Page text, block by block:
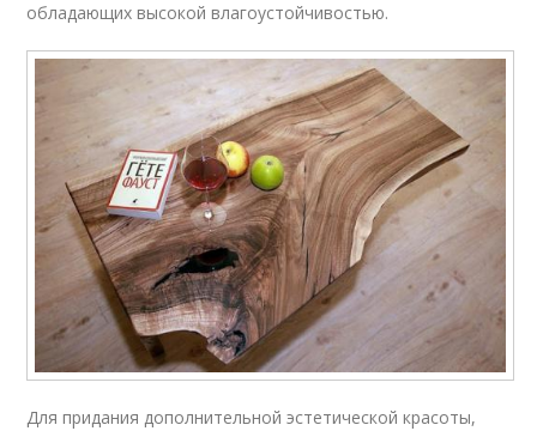
обладающих высокой влагоустойчивостью.
Для придания дополнительной эстетической красоты,